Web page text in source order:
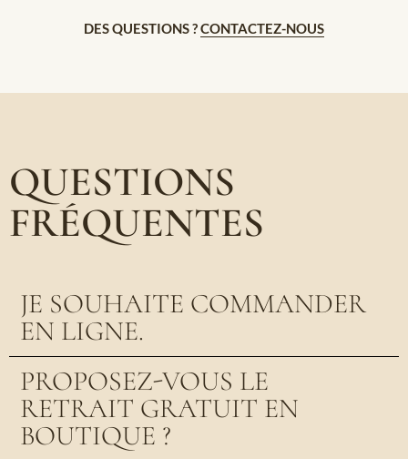
DES QUESTIONS ?CONTACTEZ-NOUS
QUESTIONS
FRÉQUENTES
JE SOUHAITE COMMANDER
EN LIGNE.
PROPOSEZ-VOUS LE
RETRAIT GRATUIT EN
BOUTIQUE ?